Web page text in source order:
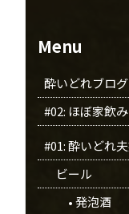
Menu
酔いどれブログ
#02: ほぼ家飲
#01: 酔いどれ
ビール
• 発泡酒